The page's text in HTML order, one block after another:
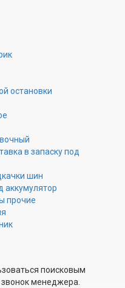
остановки
в запаску под
шин
аккумулятор
прочие
поисковым
менеджера.